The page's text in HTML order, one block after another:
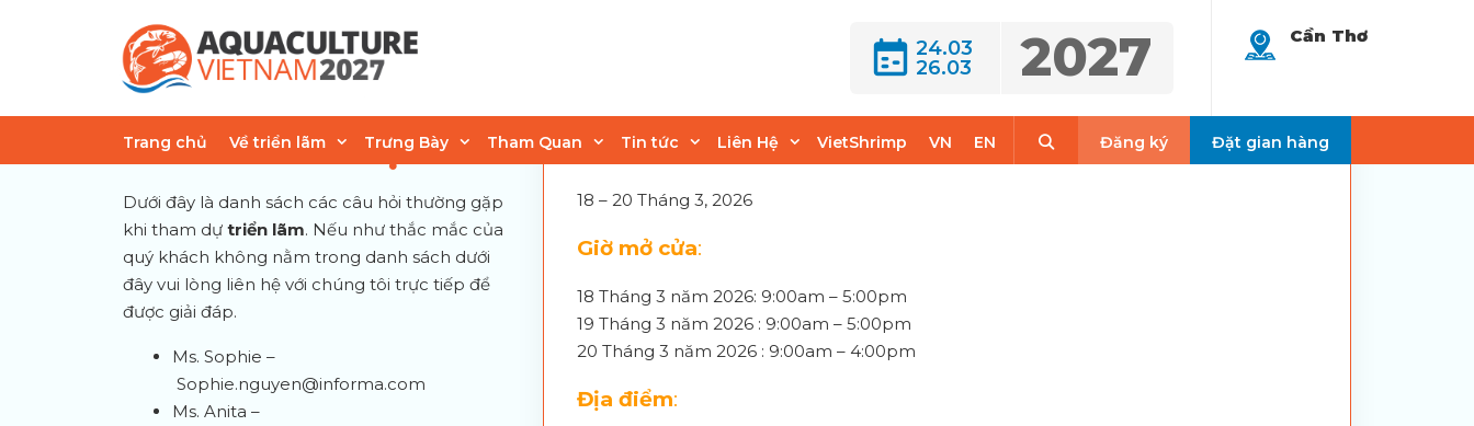
24.03
26.03
2027 Cần Thơ
Trang chủ Về triển lãm Trưng Bày Tham Quan Tin tức Liên Hệ VietShrimp VN EN
Đăng ký
Đặt gian hàng
CÂU HỎI
THƯỜNG GẶP
Dưới đây là danh sách các câu hỏi thường gặp
khi tham dự triển lãm. Nếu như thắc mắc của
quý khách không nằm trong danh sách dưới
đây vui lòng liên hệ với chúng tôi trực tiếp để
được giải đáp.
Ms. Sophie –
Sophie.nguyen@informa.com
Ms. Anita –
Thời gian:
18 – 20 Tháng 3, 2026
Giờ mở cửa:
18 Tháng 3 năm 2026: 9:00am – 5:00pm
19 Tháng 3 năm 2026 : 9:00am – 5:00pm
20 Tháng 3 năm 2026 : 9:00am – 4:00pm
Địa điểm: